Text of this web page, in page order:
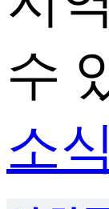
수
소